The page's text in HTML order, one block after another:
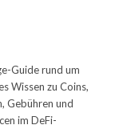
Guide rund um
Wissen zu Coins,
Gebühren und
im DeFi-